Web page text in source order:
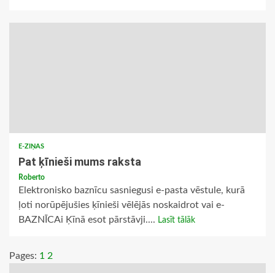
E-ZIŅAS
Pat ķīnieši mums raksta
Roberto
Elektronisko baznīcu sasniegusi e-pasta vēstule, kurā
ļoti norūpējušies ķīnieši vēlējās noskaidrot vai e-
BAZNĪCAi Ķīnā esot pārstāvji.... Lasīt tālāk
Pages: 1 2